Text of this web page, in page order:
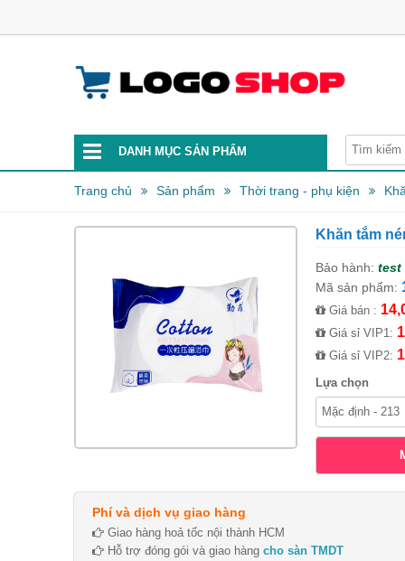
DANH MỤC SẢN PHẨM
Trang chủ Sản phẩm Thời trang - phụ kiện
Khăn tắm
Bảo hành: test
Mã sản phẩm:
Giá bán :
Giá sỉ VIP1:
Giá sỉ VIP2:
Lựa chọn
Phí và dịch vụ giao hàng
Giao hàng hoả tốc nội thành HCM
Hỗ trợ đóng gói và giao hàng cho sàn TMDT